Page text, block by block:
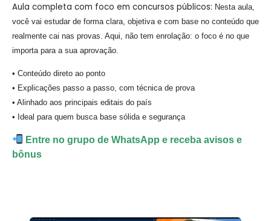
Aula completa com foco em concursos públicos: Nesta aula,
você vai estudar de forma clara, objetiva e com base no conteúdo que
realmente cai nas provas. Aqui, não tem enrolação: o foco é no que
importa para a sua aprovação.
• Conteúdo direto ao ponto
• Explicações passo a passo, com técnica de prova
• Alinhado aos principais editais do país
• Ideal para quem busca base sólida e segurança
Entre no grupo de WhatsApp e receba avisos e
bônus